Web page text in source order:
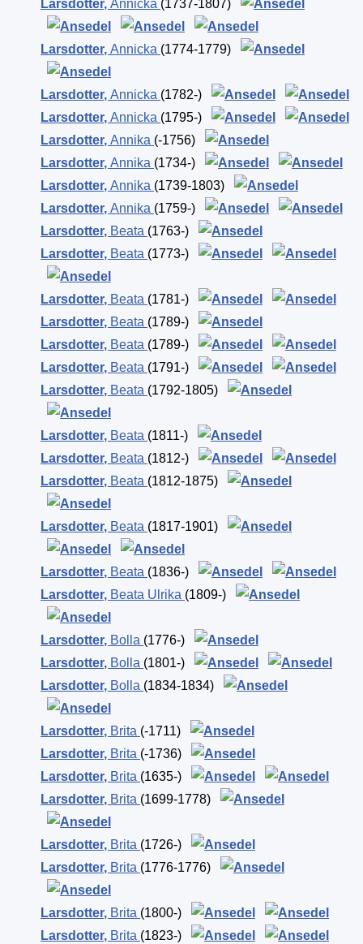
Larsdotter, Annicka (1737-1807)
Larsdotter, Annicka (1774-1779)
Larsdotter, Annicka (1782-)
Larsdotter, Annicka (1795-)
Larsdotter, Annika (-1756)
Larsdotter, Annika (1734-)
Larsdotter, Annika (1739-1803)
Larsdotter, Annika (1759-)
Larsdotter, Beata (1763-)
Larsdotter, Beata (1773-)
Larsdotter, Beata (1781-)
Larsdotter, Beata (1789-)
Larsdotter, Beata (1789-)
Larsdotter, Beata (1791-)
Larsdotter, Beata (1792-1805)
Larsdotter, Beata (1811-)
Larsdotter, Beata (1812-)
Larsdotter, Beata (1812-1875)
Larsdotter, Beata (1817-1901)
Larsdotter, Beata (1836-)
Larsdotter, Beata Ulrika (1809-)
Larsdotter, Bolla (1776-)
Larsdotter, Bolla (1801-)
Larsdotter, Bolla (1834-1834)
Larsdotter, Brita (-1711)
Larsdotter, Brita (-1736)
Larsdotter, Brita (1635-)
Larsdotter, Brita (1699-1778)
Larsdotter, Brita (1726-)
Larsdotter, Brita (1776-1776)
Larsdotter, Brita (1800-)
Larsdotter, Brita (1823-)